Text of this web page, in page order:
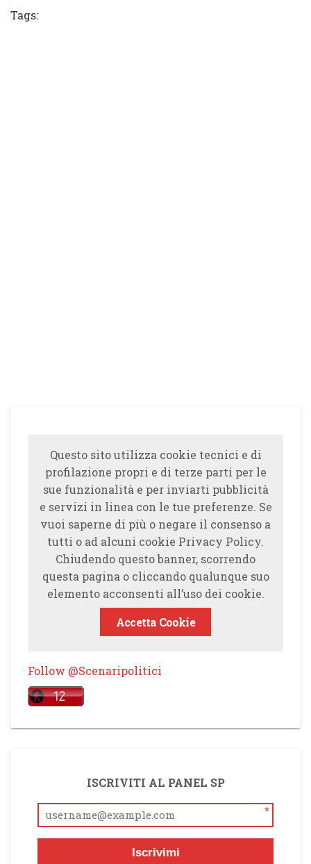
Tags:
Questo sito utilizza cookie tecnici e di
profilazione propri e di terze parti per le
sue funzionalità e per inviarti pubblicità
e servizi in linea con le tue preferenze. Se
vuoi saperne di più o negare il consenso a
tutti o ad alcuni cookie Privacy Policy.
Chiudendo questo banner, scorrendo
questa pagina o cliccando qualunque suo
elemento acconsenti all’uso dei cookie.
Accetta Cookie
Follow @Scenaripolitici
ISCRIVITI AL PANEL SP
*
Iscrivimi